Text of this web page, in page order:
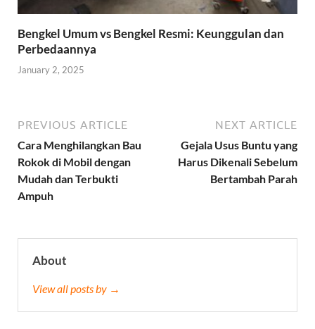
Bengkel Umum vs Bengkel Resmi: Keunggulan dan
Perbedaannya
January 2, 2025
PREVIOUS ARTICLE
Cara Menghilangkan Bau
Rokok di Mobil dengan
Mudah dan Terbukti
Ampuh
NEXT ARTICLE
Gejala Usus Buntu yang
Harus Dikenali Sebelum
Bertambah Parah
About
View all posts by →